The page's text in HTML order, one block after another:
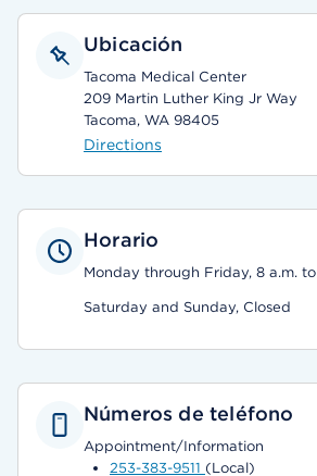
Ubicación
Tacoma Medical Center
209 Martin Luther King Jr Way
Tacoma, WA 98405
Directions
Horario
Monday through Friday, 8 a.m.
Saturday and Sunday, Closed
Números de teléfono
Appointment/Information
253-383-9511 (Local)